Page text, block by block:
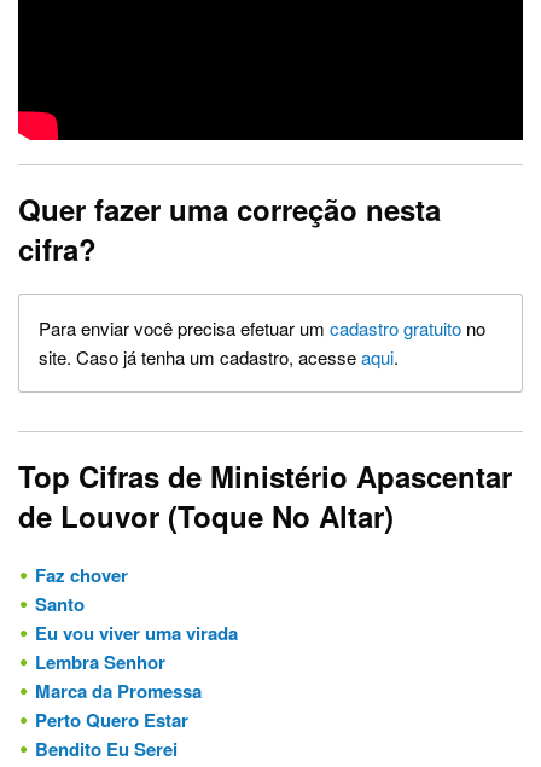
Quer fazer uma correção nesta
cifra?
Para enviar você precisa efetuar um cadastro gratuito no
site. Caso já tenha um cadastro, acesseaqui.
Top Cifras de Ministério Apascentar
de Louvor (Toque No Altar)
Faz chover
Santo
Eu vou viver uma virada
Lembra Senhor
Marca da Promessa
Perto Quero Estar
Bendito Eu Serei